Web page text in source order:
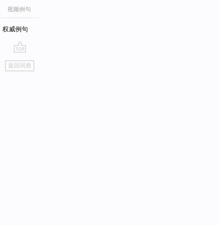
视频例句
权威例句
go
top
返回词典